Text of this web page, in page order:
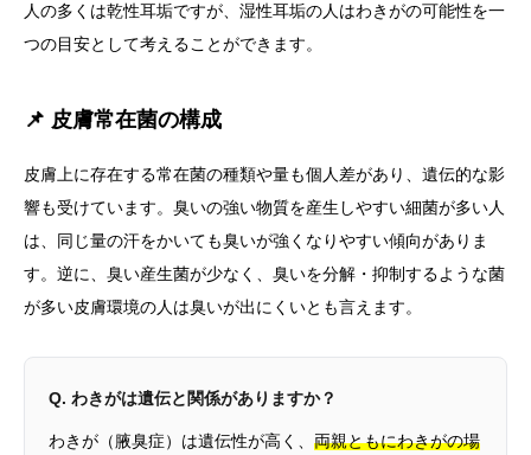
人の多くは乾性耳垢ですが、湿性耳垢の人はわきがの可能性を一
つの目安として考えることができます。
📌 皮膚常在菌の構成
皮膚上に存在する常在菌の種類や量も個人差があり、遺伝的な影
響も受けています。臭いの強い物質を産生しやすい細菌が多い人
は、同じ量の汗をかいても臭いが強くなりやすい傾向がありま
す。逆に、臭い産生菌が少なく、臭いを分解・抑制するような菌
が多い皮膚環境の人は臭いが出にくいとも言えます。
Q. わきがは遺伝と関係がありますか？
わきが（腋臭症）は遺伝性が高く、 両親ともにわきがの場